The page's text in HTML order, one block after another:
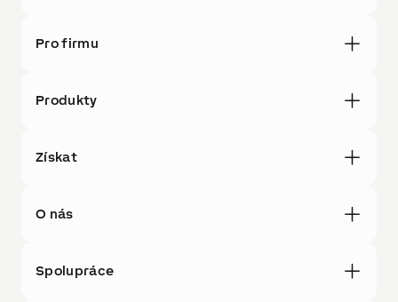
Pro firmu
Produkty
Získat
O nás
Spolupráce